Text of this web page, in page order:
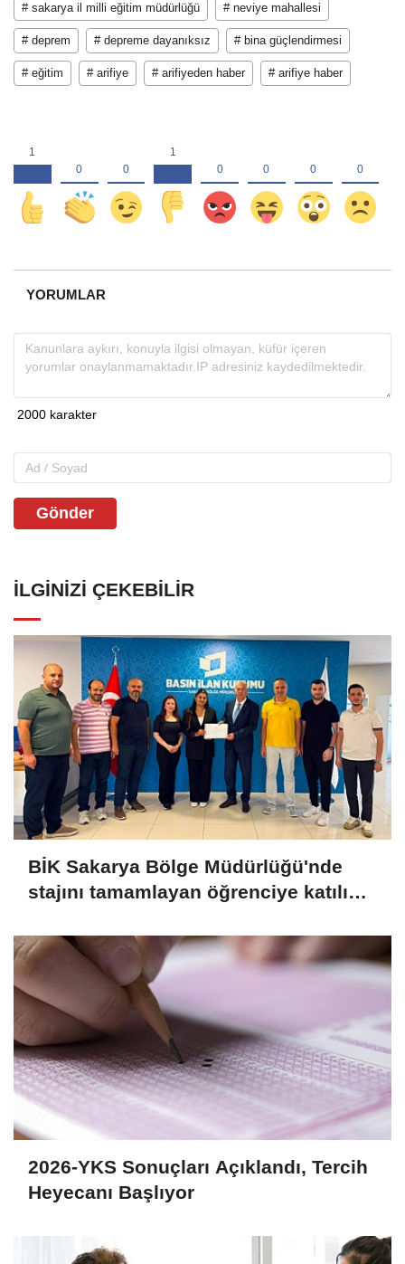
# sakarya il milli eğitim müdürlüğü # neviye mahallesi
# deprem # depreme dayanıksız # bina güçlendirmesi
# eğitim # arifiye # arifiyeden haber # arifiye haber
YORUMLAR
Gönder
İLGINIZI ÇEKEBILIR
BİK Sakarya Bölge Müdürlüğü'nde
stajını tamamlayan öğrenciye katılım
2026-YKS Sonuçları Açıklandı, Tercih
Heyecanı Başlıyor